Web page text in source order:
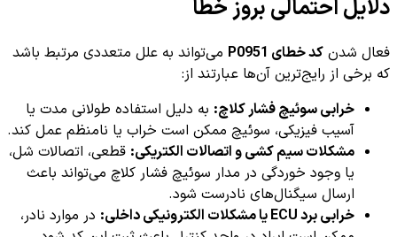
دلایل احتمالی بروز خطا
فعال شدن کد خطای P0951
می‌تواند به علل متعددی مرتبط باشد
که برخی از رایج‌ترین آن‌ها عبارتند از:
خرابی سوئیچ فشار کلاچ: به دلیل استفاده طولانی مدت یا
آسیب فیزیکی، سوئیچ ممکن است خراب یا نامنظم عمل کند.
مشکلات سیم کشی و اتصالات الکتریکی: قطعی، اتصالات شل،
یا وجود خوردگی در مدار سوئیچ فشار کلاچ می‌تواند باعث
ارسال سیگنال‌های نادرست شود.
خرابی برد ECU یا مشکلات الکترونیکی داخلی:
در موارد نادر،